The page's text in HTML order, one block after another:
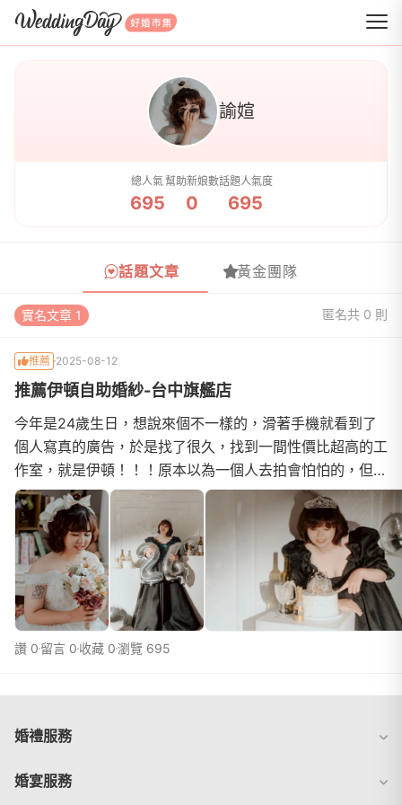
WeddingDay 好婚市集
諭媗
總人氣
695
幫助新娘數
0
話題人氣度
695
話題文章 黃金團隊
實名文章 1 匿名共 0 則
推薦 2025-08-12
推薦伊頓自助婚紗-台中旗艦店
今年是24歲生日，想說來個不一樣的，滑著手機就看到了
個人寫真的廣告，於是找了很久，找到一間性價比超高的工
作室，就是伊頓！！！原本以為一個人去拍會怕怕的，但是
來到伊頓完全不用擔心，從一開始的門市諮詢-慕涵...
讚 0 留言 0 收藏 0瀏覽 695
婚禮服務
婚宴服務